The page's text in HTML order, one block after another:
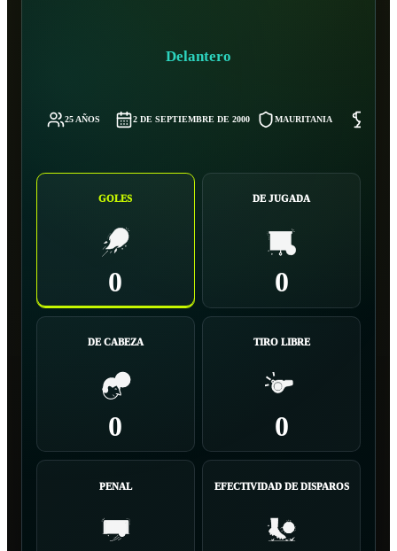
Delantero
25 AÑOS 2 DE SEPTIEMBRE DE 2000 MAURITANIA
GOLES
0
DE JUGADA
0
DE CABEZA
0
TIRO LIBRE
0
PENAL EFECTIVIDAD DE DISPAROS